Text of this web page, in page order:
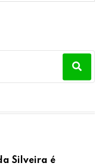
Silveira é